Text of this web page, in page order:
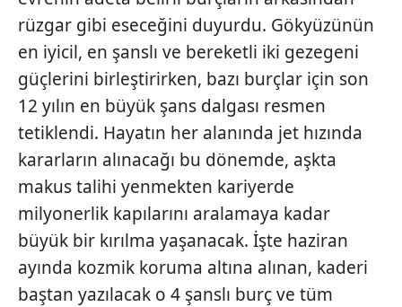
rüzgar gibi eseceğini duyurdu. Gökyüzünün
en iyicil, en şanslı ve bereketli iki gezegeni
güçlerini birleştirirken, bazı burçlar için son
12 yılın en büyük şans dalgası resmen
tetiklendi. Hayatın her alanında jet hızında
kararların alınacağı bu dönemde, aşkta
makus talihi yenmekten kariyerde
milyonerlik kapılarını aralamaya kadar
büyük bir kırılma yaşanacak. İşte haziran
ayında kozmik koruma altına alınan, kaderi
baştan yazılacak o 4 şanslı burç ve tüm